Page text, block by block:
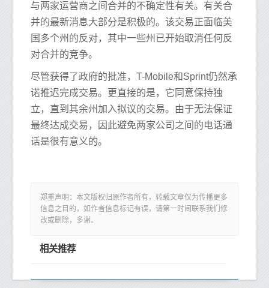
与两家运营商之间合并的不确定性有关。有关合
并的最新消息大部分是积极的。该交易正面临美
国多个州的反对，其中一些州已开始取消任何反
对合并的竞争。
尽管获得了政府的批准，T-Mobile和Sprint仍然承
诺推迟完成交易。更直接的是，它同意保持独
立，直到其余州加入拟议的交易。由于无法保证
最终达成交易，因此避免两家公司之间的电话通
话是很有意义的。
郑重声明：本文版权归原作者所有，转载文章仅为传播更多
信息之目的，如作者信息标记有误，请第一时间联系我们修
改或删除，多谢。
相关推荐